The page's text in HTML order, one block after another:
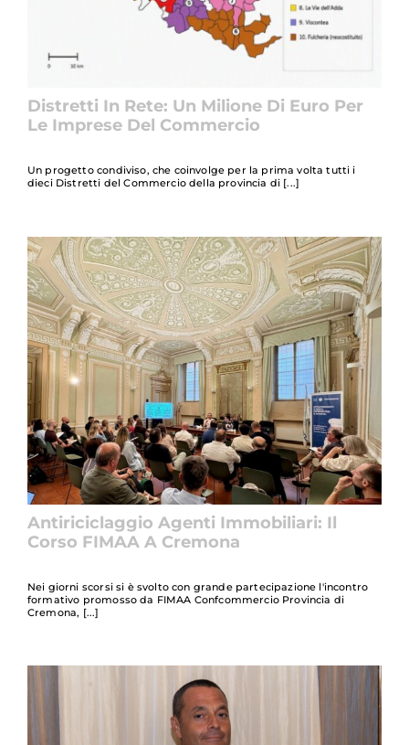
Distretti In Rete: Un Milione Di Euro Per
Le Imprese Del Commercio
Un progetto condiviso, che coinvolge per la prima volta tutti i
dieci Distretti del Commercio della provincia di
Antiriciclaggio Agenti Immobiliari: Il
Corso FIMAA A Cremona
Nei giorni scorsi si è svolto con grande partecipazione l'incontro
formativo promosso da FIMAA Confcommercio Provincia di
Cremona,